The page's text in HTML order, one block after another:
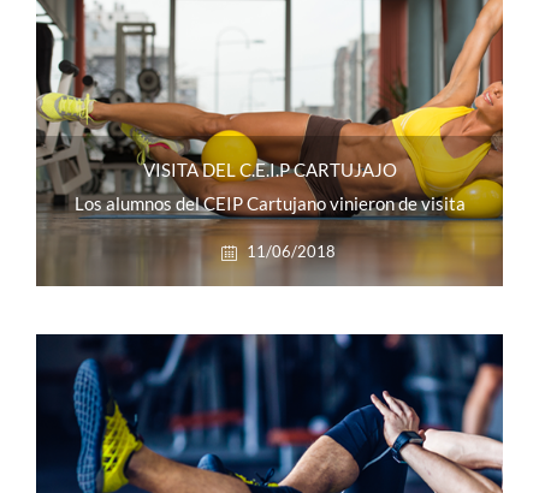
VISITA DEL C.E.I.P CARTUJAJO
Los alumnos del CEIP Cartujano vinieron de visita
11/06/2018